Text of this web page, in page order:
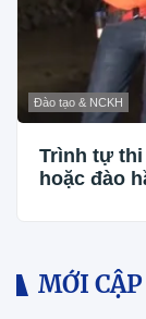
Đào tạo & NCKH
Trình tự
hoặc đào
MỚI